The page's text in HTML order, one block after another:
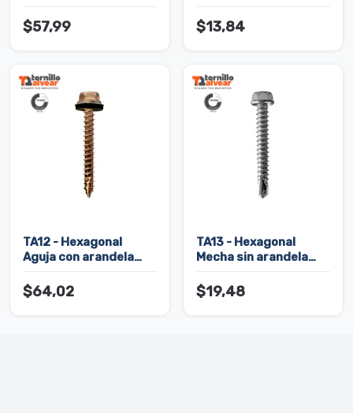
$57,99 $13,84
TA12 - Hexagonal
Aguja con arandela
$64,02
TA13 - Hexagonal
Mecha sin arandela
$19,48